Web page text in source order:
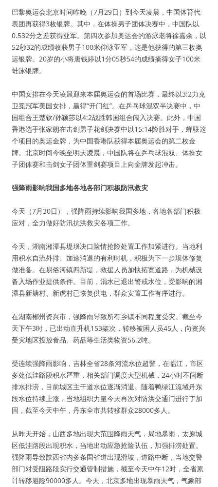
巴黎奥运会北京时间昨晚（7月29日）到今天凌晨，中国体育代
表团再获得3枚银牌。其中，在体操男子团体决赛中，中国队以
0.532分之差获得亚军。第四次参加奥运会的游泳老将徐嘉余，以
52秒32的成绩收获男子100米仰泳亚军，这是他获得的第三枚奥
运银牌。20岁的小将唐钱婷以1分05秒54的成绩摘得女子100米
蛙泳银牌。
中国女排在今天凌晨迎来本届奥运会的首场比赛，最终以3:2力克
卫冕冠军美国女排，赢得“开门红”。在乒乓球混双半决赛中，中
国组合王楚钦/孙颖莎以4:2战胜韩国组合闯入决赛。此外，中国
香港选手张家朗在击剑男子花剑决赛中以15:14险胜对手，蝉联这
个项目的奥运金牌，为中国香港队获得本届奥运会的第二枚金
牌。北京时间今晚至明天凌晨，中国队将在乒乓球混双、体操女
子团体赛和击剑女子团体重剑赛项目上向金牌发起冲击。
强降雨影响我国多地各地各部门积极防汛救灾
今天（7月30日），强降雨持续影响我国多地，各地各部门积极
应对，全力做好防汛抗洪救灾各项工作。
今天，湖南湘潭县堤坝决口险情抢险处置工作加紧进行。当地利
用积水自流外排、加速消退的有利时机，积极为下一步坝体修复
做准备。在易俗河镇四新堤，救援人员加快拓宽道路，为机械设
备入场作业提供条件。目前，涓水已退出警戒水位，受影响的湘
潭县新塘村、新虎村已恢复供电，群众安置工作有序进行。
在湖南郴州资兴市，强降雨导致所有乡镇不同程度受灾。截至今
天下午3时，已出动直升机153架次，转移被困人员45人，向资兴
受灾地区投放食品、药品等生活类物资56.2吨。
受连续强降雨影响，吉林全省28条河流水位超警，在临江，市区
多处低洼路段积水严重，相关部门调度大型机械，24小时不间断
排水排涝，目前城区主干道水位逐渐消退。随着鸭绿江流域丹东
段水位持续上涨，当地组织力量今天再次对防洪交通门进行了加
固，截至今天中午，丹东全市共转移群众28000多人。
从昨天开始，山西多地出现大范围降雨天气，局地暴雨，太原城
区低洼路段出现积水，当地出动应急抢险队伍，加强排涝处置。
强降雨导致陕西省内多条国省道出现滑坡，道路中断，当地交警
部门对受阻路段实行交通管制措施，截至今天中午12时，全省累
计转移避险90000多人。今天，北京多地出现暴雨天气，气象部